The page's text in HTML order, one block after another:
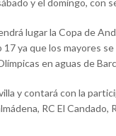
lugar la Copa de
17 ya que los mayores
en aguas de
y contará con la
RC El